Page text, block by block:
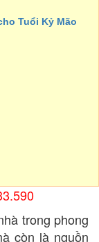
Tuổi Kỷ Mão
trong phong
còn là nguồn